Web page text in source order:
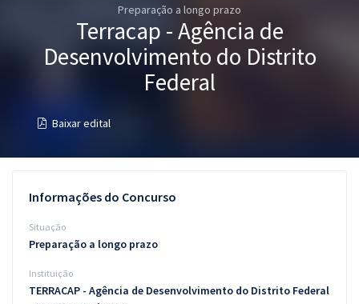
Graduação
Mentorias
Conteúdo gratuito
Blog
Preparação a longo prazo
Terracap - Agência de
Desenvolvimento do Distrito
Federal
Baixar edital
Informações do Concurso
Situação
Preparação a longo prazo
Instituição
TERRACAP - Agência de Desenvolvimento do Distrito Federal